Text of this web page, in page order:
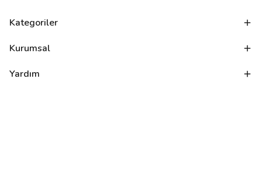
Kategoriler
Kurumsal
Yardım